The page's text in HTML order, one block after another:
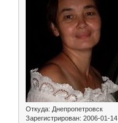
Откуда: Днепропетровск
Зарегистрирован: 2006-01-14